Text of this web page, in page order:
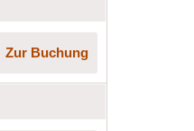
Zur Buchung